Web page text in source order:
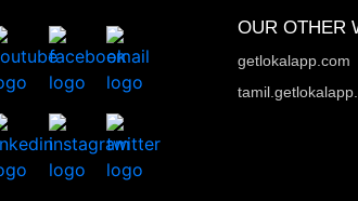
OUR OTHER
getlokalapp.com